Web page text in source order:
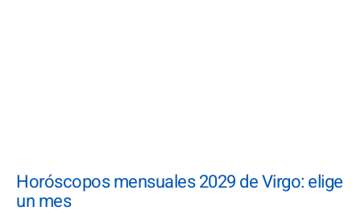
Horóscopos mensuales 2029 de Virgo: elige
un mes